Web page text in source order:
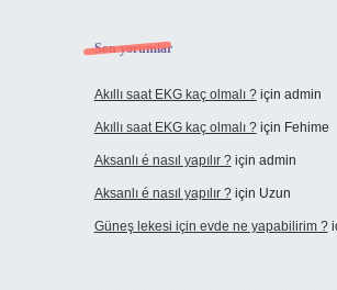
Son yorumlar
Akıllı saat EKG kaç olmalı ?için admin
Akıllı saat EKG kaç olmalı ?için Fehime
Aksanlı é nasıl yapılır ?için admin
Aksanlı é nasıl yapılır ?için Uzun
Güneş lekesi için evde ne yapabilirim ?